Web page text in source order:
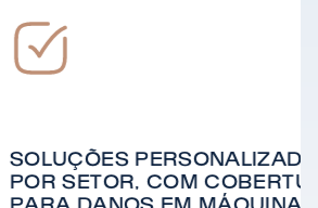
PERSONALIZADAS
COM COBERTURA